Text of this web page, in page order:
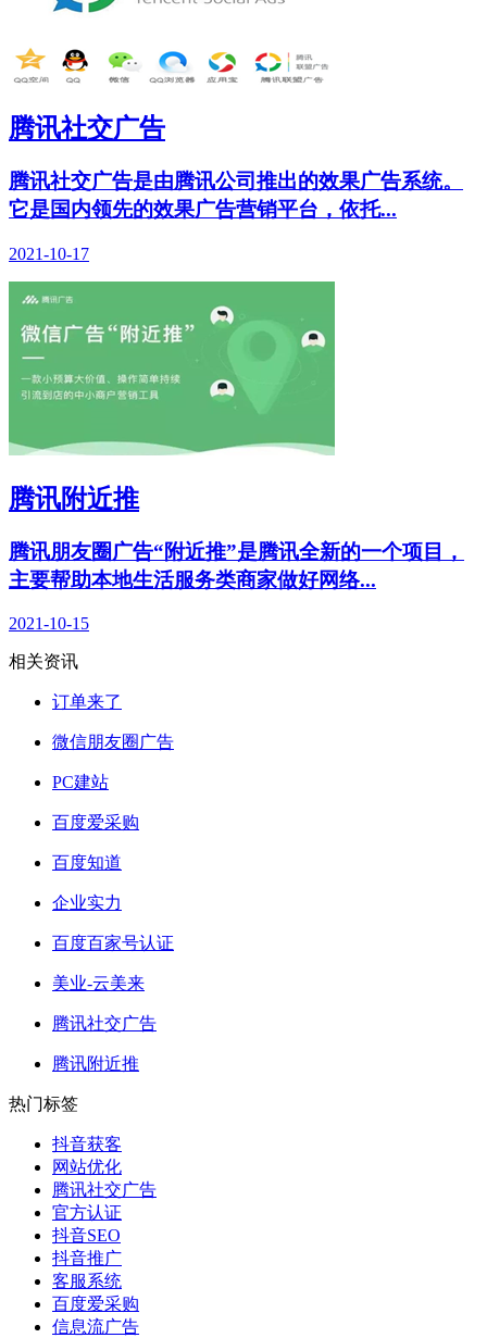
腾讯社交广告
腾讯社交广告是由腾讯公司推出的效果广告系统。
它是国内领先的效果广告营销平台，依托...
2021-10-17
腾讯附近推
腾讯朋友圈广告“附近推”是腾讯全新的一个项目，
主要帮助本地生活服务类商家做好网络...
2021-10-15
相关资讯
订单来了
微信朋友圈广告
PC建站
百度爱采购
百度知道
企业实力
百度百家号认证
美业-云美来
腾讯社交广告
腾讯附近推
热门标签
抖音获客
网站优化
腾讯社交广告
官方认证
抖音SEO
抖音推广
客服系统
百度爱采购
信息流广告